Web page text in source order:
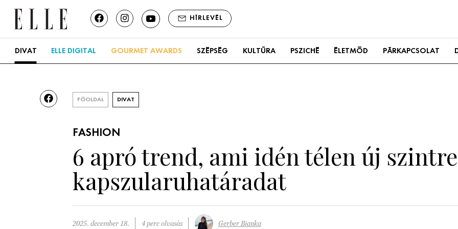
HÍRLEVÉL
DIVAT ELLE DIGITAL GOURMET AWARDS SZÉPSÉG KULTÚRA PSZICHÉ ÉLETMÓD PÁRKAPCSOLAT
FŐOLDAL DIVAT
FASHION
6 apró trend, ami idén télen új
kapszularuhatáradat
2025. december 18. 4 perc olvasás Gerber Bianka